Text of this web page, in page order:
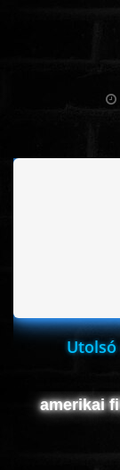
KATASZTRÓFA
CSALÁDI
Utolsó
amerikai